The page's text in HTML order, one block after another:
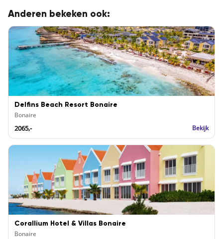
Anderen bekeken ook:
Delfins Beach Resort Bonaire
Bonaire
2065,- Bekijk
Corallium Hotel & Villas Bonaire
Bonaire